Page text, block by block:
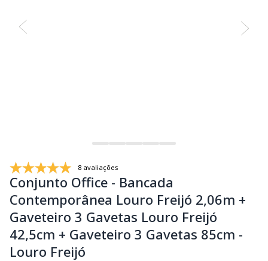
8 avaliações
Conjunto Office - Bancada
Contemporânea Louro Freijó 2,06m +
Gaveteiro 3 Gavetas Louro Freijó
42,5cm + Gaveteiro 3 Gavetas 85cm -
Louro Freijó